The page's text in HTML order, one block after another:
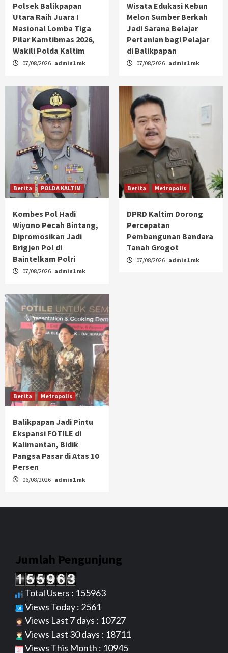
Polsek Balikpapan
Utara Raih Juara I
Nasional Lomba Tiga
Pilar Kamtibmas 2026,
Wakili Polda Kaltim
07/08/2026 admin1 mk
Wisata Edukasi Kebun
Melon Sumber Berkah
Jadi Sarana Belajar
Pertanian bagi Pelajar
di Balikpapan
07/08/2026 admin1 mk
Berita POLDA KALTIM
Kombes Pol Hadi
Wiyono Pecah Bintang,
Dipromosikan Jadi
Brigjen Pol di
Baintelkam Polri
07/08/2026 admin1 mk
Berita Metropolis
DPRD Kaltim Dorong
Percepatan
Pembangunan Bandara
Tanah Grogot
07/08/2026 admin1 mk
Berita Metropolis
Balikpapan Jadi Pintu
Ekspansi FOTILE di
Kalimantan, Bidik
Pangsa Pasar di Atas 10
Persen
06/08/2026 admin1 mk
Jumlah Pengunjung
Total Users : 155963
Views Today : 2561
Views Last 7 days : 10727
Views Last 30 days : 18711
Views This Month : 10945